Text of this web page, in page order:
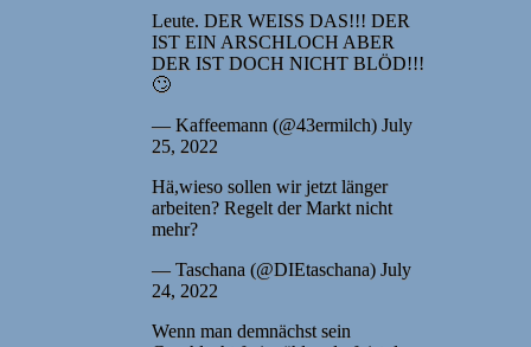
Leute. DER WEISS DAS!!! DER
IST EIN ARSCHLOCH ABER
DER IST DOCH NICHT BLÖD!!!
🙄
— Kaffeemann (@43ermilch) July
25, 2022
Hä,wieso sollen wir jetzt länger
arbeiten? Regelt der Markt nicht
mehr?
— Taschana (@DIEtaschana) July
24, 2022
Wenn man demnächst sein